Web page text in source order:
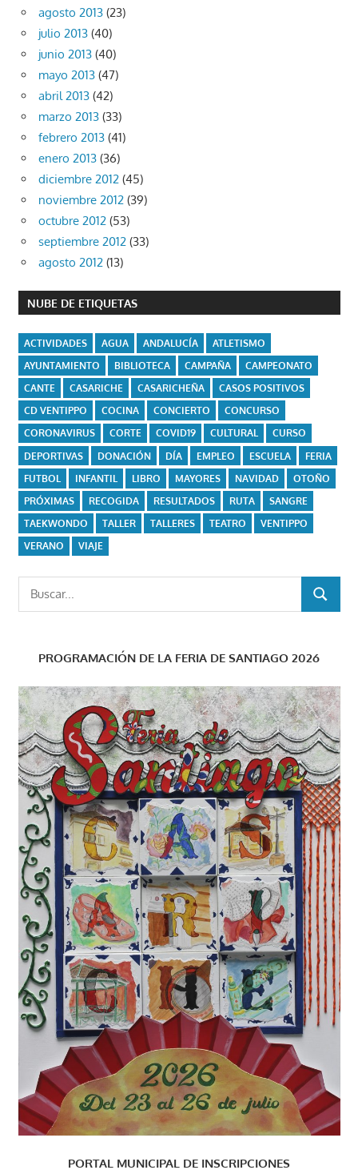
agosto 2013 (23)
julio 2013 (40)
junio 2013 (40)
mayo 2013 (47)
abril 2013 (42)
marzo 2013 (33)
febrero 2013 (41)
enero 2013 (36)
diciembre 2012 (45)
noviembre 2012 (39)
octubre 2012 (53)
septiembre 2012 (33)
agosto 2012 (13)
NUBE DE ETIQUETAS
ACTIVIDADES AGUA ANDALUCÍA
ATLETISMO
AYUNTAMIENTO
BIBLIOTECA CAMPAÑA
CAMPEONATO
CANTE
CASARICHE CASARICHEÑA
CASOS POSITIVOS
CD VENTIPPO
COCINA CONCIERTO
CONCURSO
CORONAVIRUS
CORTE COVID19 CULTURAL
CURSO
DEPORTIVAS
DONACIÓN DÍA EMPLEO ESCUELA
FERIA
FUTBOL
INFANTIL LIBRO MAYORES NAVIDAD
OTOÑO
PRÓXIMAS
RECOGIDA RESULTADOS RUTA
SANGRE
TAEKWONDO
TALLER TALLERES TEATRO
VENTIPPO
VERANO
VIAJE
Buscar:
BUSCAR
PROGRAMACIÓN DE LA FERIA DE SANTIAGO 2026
PORTAL MUNICIPAL DE INSCRIPCIONES